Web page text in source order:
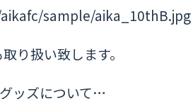
sample/aika_10thB.jpg
り扱い致します。
ッズについて…